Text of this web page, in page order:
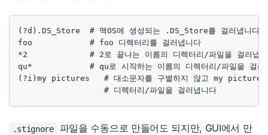
(?d).DS_Store  # 맥OS에 생성되는 .DS_Store를 걸러냅니다
foo            # foo 디렉터리를 걸러냅니다
*2             # 2로 끝나는 이름의 디렉터리/파일을 걸러냅니
qu*            # qu로 시작하는 이름의 디렉터리/파일을 걸러
(?i)my pictures   # 대소문자를 구별하지 않고 my pictures
                  # 디렉터리/파일을 걸러냅니다
.stignore
파일을 수동으로 만들어도 되지만, GUI에서 만